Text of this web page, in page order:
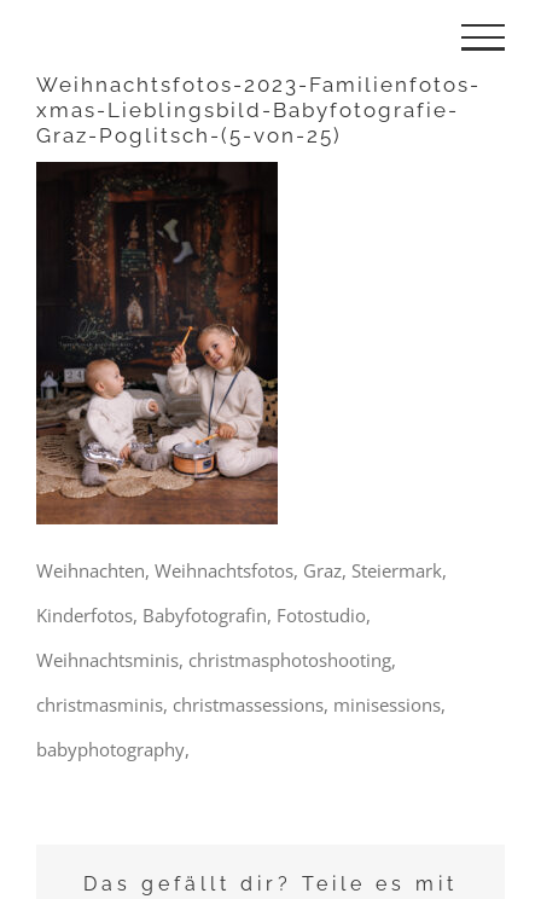
springen
Weihnachtsfotos-2023-Familienfotos-
xmas-Lieblingsbild-Babyfotografie-
Graz-Poglitsch-(5-von-25)
Weihnachten, Weihnachtsfotos, Graz, Steiermark,
Kinderfotos, Babyfotografin, Fotostudio,
Weihnachtsminis, christmasphotoshooting,
christmasminis, christmassessions, minisessions,
babyphotography,
Das gefällt dir? Teile es mit